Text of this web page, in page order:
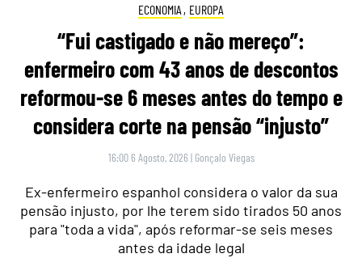
ECONOMIA , EUROPA
“Fui castigado e não mereço”:
enfermeiro com 43 anos de descontos
reformou-se 6 meses antes do tempo e
considera corte na pensão “injusto”
16:00 6 Agosto, 2026 | Gonçalo Viegas
Ex-enfermeiro espanhol considera o valor da sua
pensão injusto, por lhe terem sido tirados 50 anos
para "toda a vida", após reformar-se seis meses
antes da idade legal